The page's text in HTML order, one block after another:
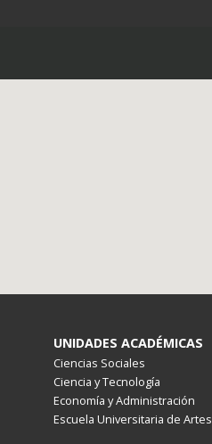
UNIDADES ACADÉMICAS
Ciencias Sociales
Ciencia y Tecnología
Economía y Administración
Escuela Universitaria de Artes